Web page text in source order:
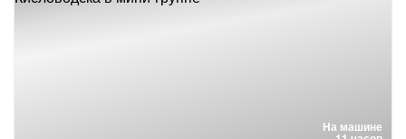
На машине